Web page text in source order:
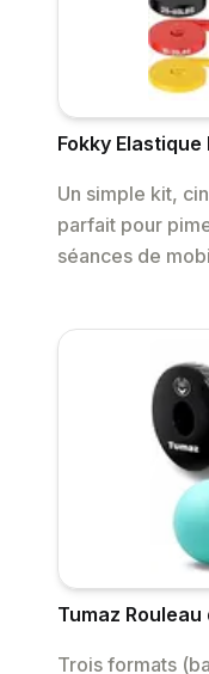
Fokky
Un simple kit,
parfait pour
séances de
Tumaz
Trois formats